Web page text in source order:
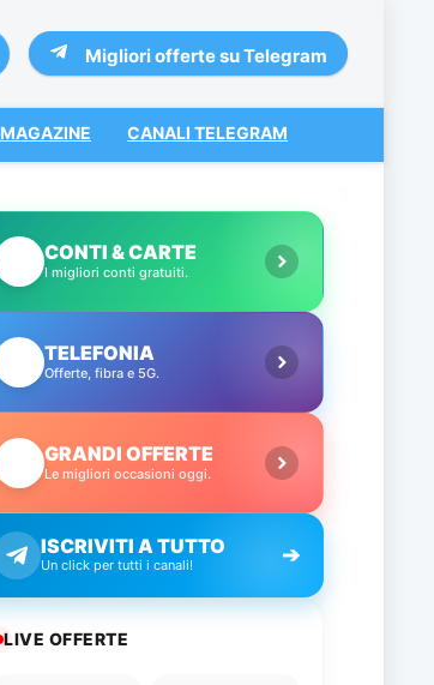
Migliori offerte su Telegram
MAGAZINE CANALI TELEGRAM
CONTI & CARTE
I migliori conti gratuiti.
TELEFONIA
Offerte, fibra e 5G.
GRANDI OFFERTE
Le migliori occasioni oggi.
ISCRIVITI A TUTTO
Un click per tutti i canali! ➔
LIVE OFFERTE